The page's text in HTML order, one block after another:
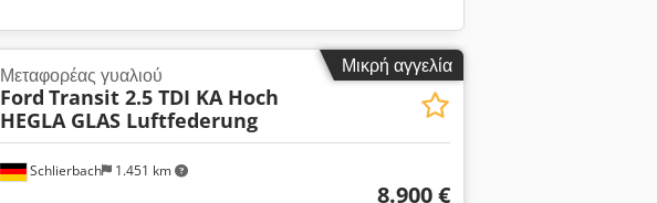
Μικρή αγγελία
Schlierbach 1.451 km
Μεταφορέας γυαλιού
Ford Transit 2.5 TDI KA Hoch
HEGLA GLAS Luftfederung
8.900 €